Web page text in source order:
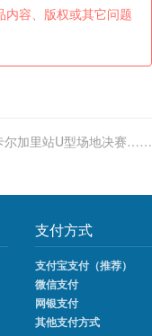
内容、版权或其它问题
尔加里站U型场地决赛……
支付方式
支付宝支付（推荐）
微信支付
网银支付
其他支付方式